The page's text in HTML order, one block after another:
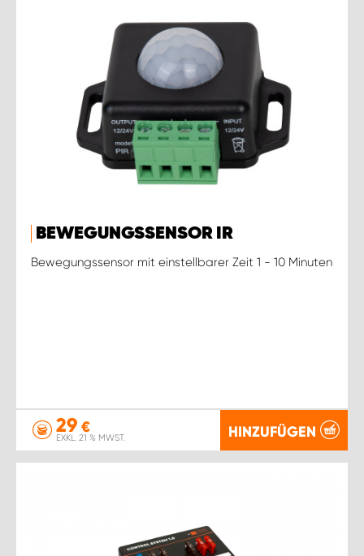
BEWEGUNGSSENSOR IR
Bewegungssensor mit einstellbarer Zeit 1 - 10 Minuten
29 €
EXKL. 21 % MWST. HINZUFÜGEN